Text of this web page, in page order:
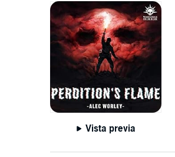
Vista previa